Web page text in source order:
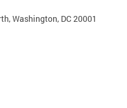
Washington, DC 20001